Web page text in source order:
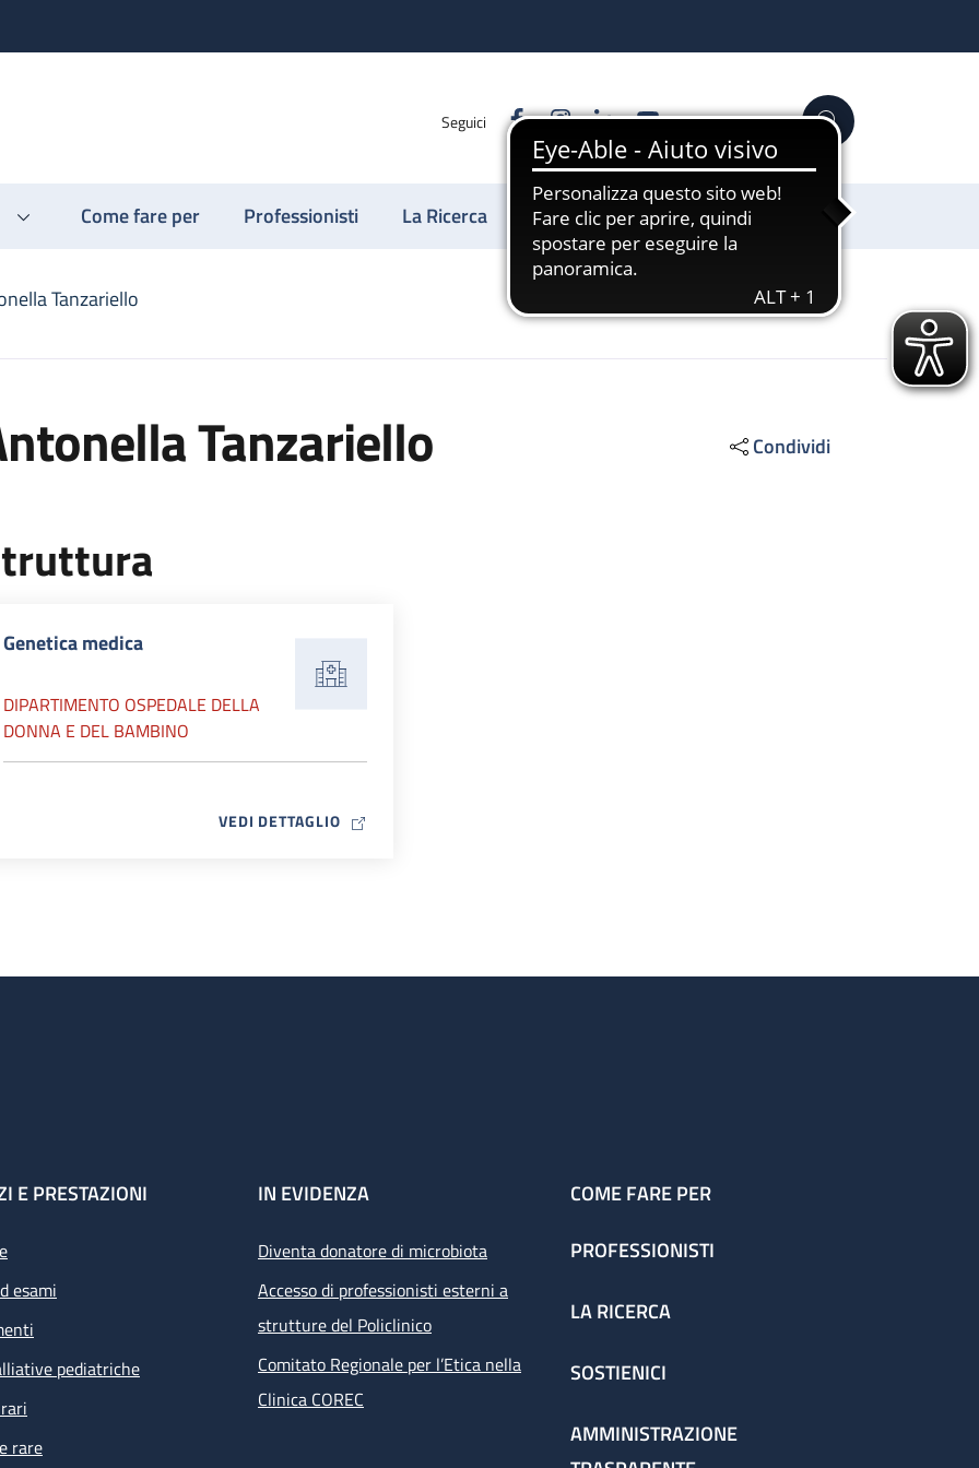
Seguici FacebookInstagram
LinkedinYouTube Cerca
Come fare per Professionisti La Ricerca Sostienici
Tanzariello
Tanzariello Condividi
Genetica medica
DIPARTIMENTO OSPEDALE DELLA
DONNA E DEL BAMBINO
VEDI DETTAGLIOMAP ICON
E PRESTAZIONI
esami
pediatriche
rare
IN EVIDENZA
Diventa donatore di microbiota
Accesso di professionisti esterni a
strutture del Policlinico
Comitato Regionale per l’Etica nella
Clinica COREC
COME FARE PER
PROFESSIONISTI
LA RICERCA
SOSTIENICI
AMMINISTRAZIONE